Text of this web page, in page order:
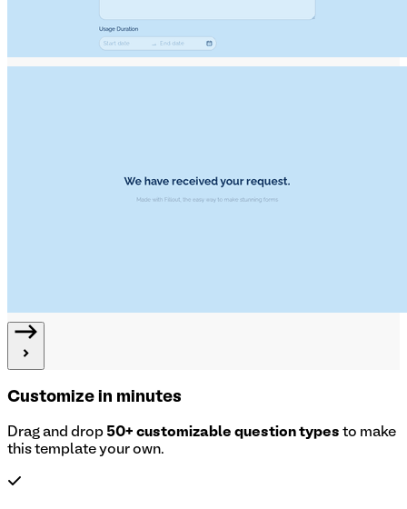
Customize in minutes
Drag and drop 50+ customizable question types to make
this template your own.